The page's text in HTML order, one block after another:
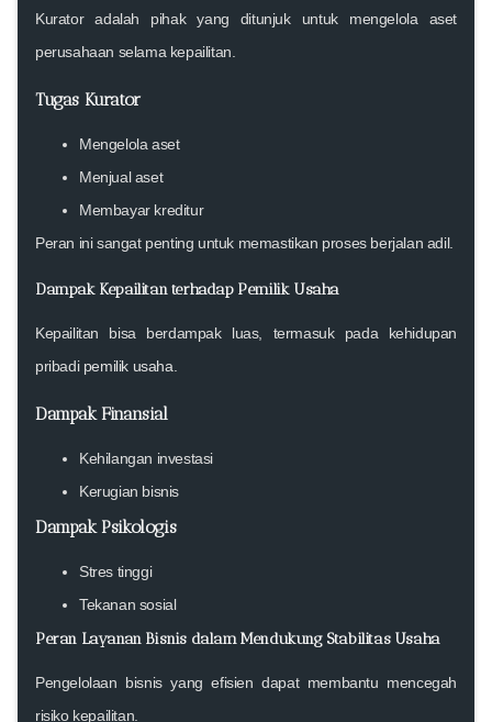
Kurator adalah pihak yang ditunjuk untuk mengelola aset
perusahaan selama kepailitan.
Tugas Kurator
Mengelola aset
Menjual aset
Membayar kreditur
Peran ini sangat penting untuk memastikan proses berjalan adil.
Dampak Kepailitan terhadap Pemilik Usaha
Kepailitan bisa berdampak luas, termasuk pada kehidupan
pribadi pemilik usaha
Dampak Finansial
Kehilangan investasi
Kerugian bisnis
Dampak Psikologis
Stres tinggi
Tekanan sosial
Peran Layanan Bisnis dalam Mendukung Stabilitas Usaha
Pengelolaan bisnis yang efisien dapat membantu mencegah
risiko kepailitan.